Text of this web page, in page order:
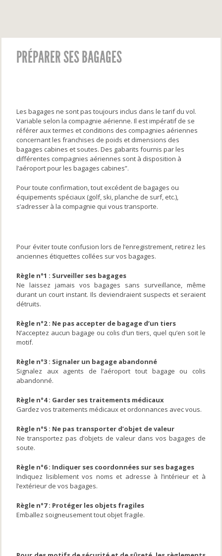
PRÉPARER SES BAGAGES
Les bagages ne sont pas toujours inclus dans le tarif du vol.
Variable selon la compagnie aérienne. Il est impératif de se
référer aux termes et conditions des compagnies aériennes
concernant les franchises de poids et dimensions des
bagages cabines et soutes. Des gabarits fournis par les
différentes compagnies aériennes sont à disposition à
l’aéroport pour les bagages cabines”.
Pour toute confirmation, tout excédent de bagages ou
équipements spéciaux (golf, ski, planche de surf, etc.),
s’adresser à la compagnie qui vous transporte.
Pour éviter toute confusion lors de l’enregistrement, retirez les
anciennes étiquettes collées sur vos bagages.
Règle n°1 : Surveiller ses bagages
Ne laissez jamais vos bagages sans surveillance, même
durant un court instant. Ils deviendraient suspects et seraient
détruits.
Règle n°2 : Ne pas accepter de bagage d’un tiers
N’acceptez aucun bagage ou colis d’un tiers, quel qu’en soit le
motif.
Règle n°3 : Signaler un bagage abandonné
Signalez aux agents de l’aéroport tout bagage ou colis
abandonné.
Règle n°4 : Garder ses traitements médicaux
Gardez vos traitements médicaux et ordonnances avec vous.
Règle n°5 : Ne pas transporter d’objet de valeur
Ne transportez pas d’objets de valeur dans vos bagages de
soute.
Règle n°6 : Indiquer ses coordonnées sur ses bagages
Indiquez lisiblement vos noms et adresse à l’intérieur et à
l’extérieur de vos bagages.
Règle n°7 : Protéger les objets fragiles
Emballez soigneusement tout objet fragile.